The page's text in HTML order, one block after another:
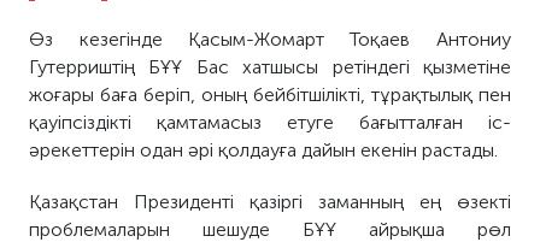
Өз кезегінде Қасым-Жомарт Тоқаев Антониу
Гутерриштің БҰҰ Бас хатшысы ретіндегі қызметіне
жоғары баға беріп, оның бейбітшілікті, тұрақтылық пен
қауіпсіздікті қамтамасыз етуге бағытталған іс-
әрекеттерін одан әрі қолдауға дайын екенін растады.
Қазақстан Президенті қазіргі заманның ең өзекті
проблемаларын шешуде БҰҰ айрықша рөл